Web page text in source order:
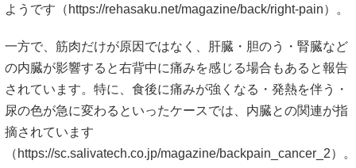
ようです（ https://rehasaku.net/magazine/back/right-pain）。
一方で、筋肉だけが原因ではなく、肝臓・胆のう・腎臓など
の内臓が影響すると右背中に痛みを感じる場合もあると報告
されています。特に、食後に痛みが強くなる・発熱を伴う・
尿の色が急に変わるといったケースでは、内臓との関連が指
摘されています
（ https://sc.salivatech.co.jp/magazine/backpain_cancer_2）。